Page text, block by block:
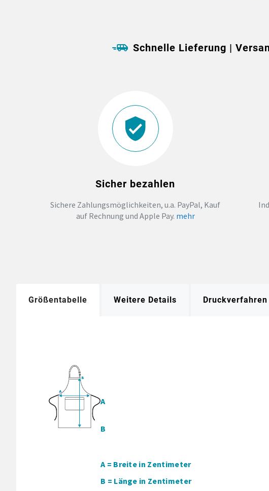
Schnelle Lieferung |
Sicher bezahlen
Sichere Zahlungsmöglichkeiten, u.a. PayPal, Kauf
auf Rechnung und Apple Pay. mehr
Größentabelle Weitere Details Druckverfahren
A
B
A = Breite in Zentimeter
B = Länge in Zentimeter